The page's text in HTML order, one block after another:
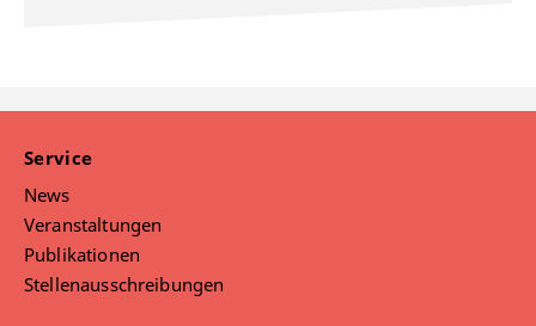
Service
News
Veranstaltungen
Publikationen
Stellenausschreibungen